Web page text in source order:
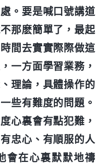
。要是喊口號講道
那麽簡單了，最起
間去實實際際做這
一方面學習業務，
理論，具體操作的
些有難度的問題。
心裏會有點犯難，
忠心、有順服的人
會在心裏默默地禱